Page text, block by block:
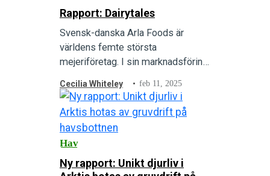
Rapport: Dairytales
Svensk-danska Arla Foods är
världens femte största
mejeriföretag. I sin marknadsföring
klimat och hållbarhet, men
rapporten Dairytales visar att
verkligheten är en helt annan.
Cecilia Whiteley feb 11, 2025
Hav
Ny rapport: Unikt djurliv i